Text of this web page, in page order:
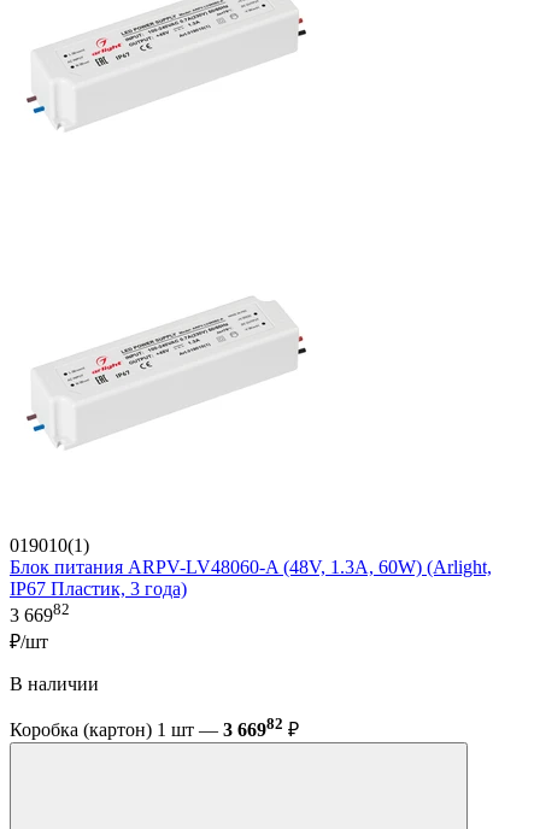
019010(1)
Блок питания ARPV-LV48060-A (48V, 1.3A, 60W) (Arlight,
IP67 Пластик, 3 года)
3 66982
₽/шт
В наличии
Коробка (картон) 1 шт — 3 66982 ₽